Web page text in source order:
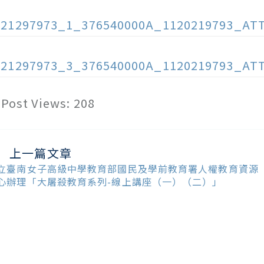
Post Views: 208
上一篇文章
臺南女子高級中學教育部國民及學前教育署人權教育資源
辦理「大屠殺教育系列-線上講座（一）（二）」